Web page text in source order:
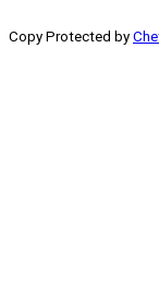
Copy Protected by